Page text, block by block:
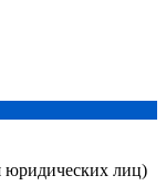
юридических лиц)